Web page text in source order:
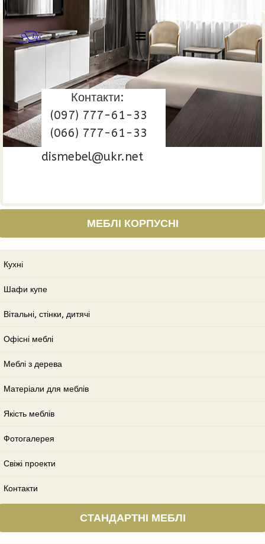
Контакти:
(097) 777-61-33
(066) 777-61-33
dismebel@ukr.net
МЕБЛІ КОРПУСНІ
Кухні
Шафи купе
Вітальні, стінки, дитячі
Офісні меблі
Меблі з дерева
Матеріали для меблів
Якість меблів
Фотогалерея
Свіжі проекти
Контакти
СТАНДАРТНІ МЕБЛІ